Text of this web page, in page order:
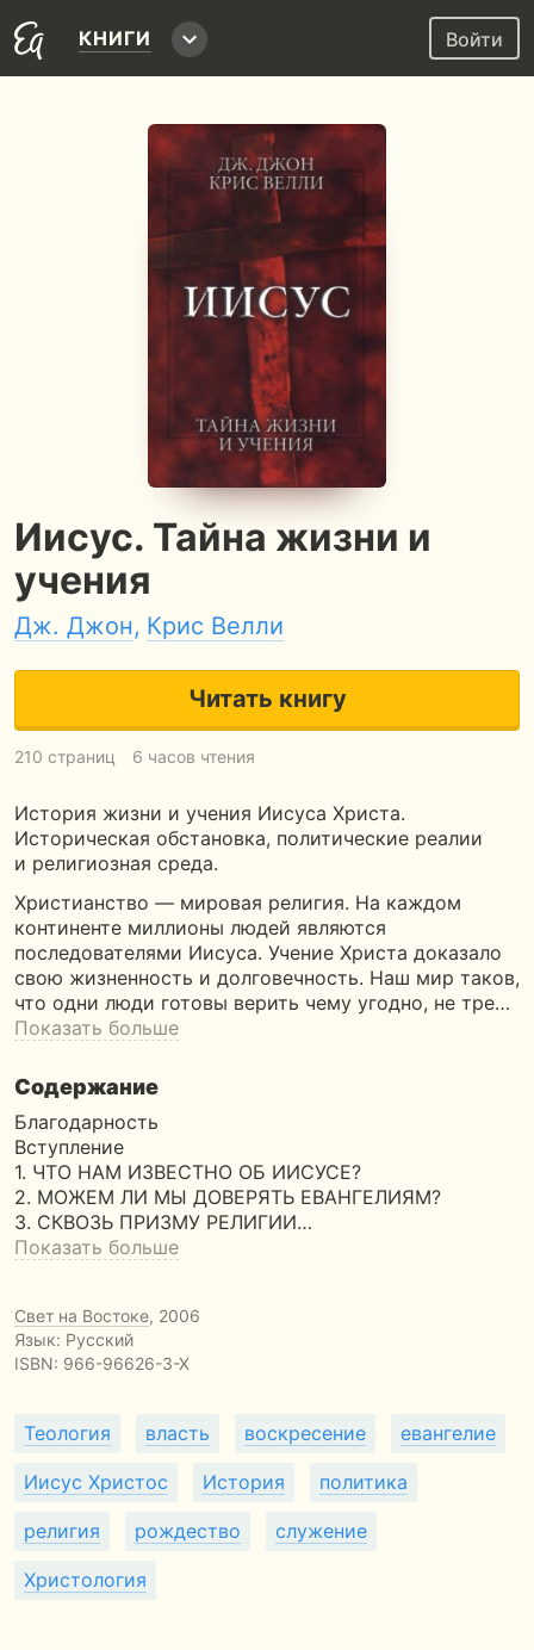
КНИГИ Войти
Иисус. Тайна жизни и
учения
Дж. Джон, Крис Велли
Читать книгу
210 страниц 6 часов чтения
История жизни и учения Иисуса Христа.
Историческая обстановка, политические реалии
и религиозная среда.
Христианство — мировая религия. На каждом
континенте миллионы людей являются
последователями Иисуса. Учение Христа доказало
свою жизненность и долговечность. Наш мир таков,
что одни люди готовы верить чему угодно, не тре…
Показать больше
Содержание
Благодарность
Вступление
1. ЧТО НАМ ИЗВЕСТНО ОБ ИИСУСЕ?
2. МОЖЕМ ЛИ МЫ ДОВЕРЯТЬ ЕВАНГЕЛИЯМ?
3. СКВОЗЬ ПРИЗМУ РЕЛИГИИ…
Показать больше
Свет на Востоке, 2006
Язык: Русский
ISBN: 966-96626-3-X
Теология власть воскресение евангелие
Иисус Христос История политика
религия рождество служение
Христология